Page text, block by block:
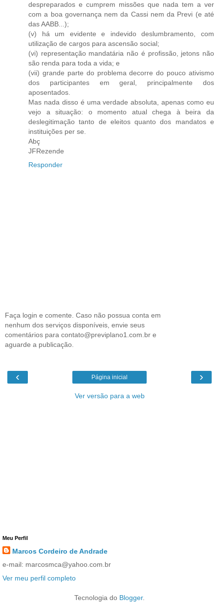
despreparados e cumprem missões que nada tem a ver
com a boa governança nem da Cassi nem da Previ (e até
das AABB...);
(v) há um evidente e indevido deslumbramento, com
utilização de cargos para ascensão social;
(vi) representação mandatária não é profissão, jetons não
são renda para toda a vida; e
(vii) grande parte do problema decorre do pouco ativismo
dos participantes em geral, principalmente dos
aposentados.
Mas nada disso é uma verdade absoluta, apenas como eu
vejo a situação: o momento atual chega à beira da
deslegitimação tanto de eleitos quanto dos mandatos e
instituições per se.
Abç
JFRezende
Responder
Faça login e comente. Caso não possua conta em
nenhum dos serviços disponíveis, envie seus
comentários para contato@previplano1.com.br e
aguarde a publicação.
‹ ›
Página inicial
Ver versão para a web
Meu Perfil
Marcos Cordeiro de Andrade
e-mail: marcosmca@yahoo.com.br
Ver meu perfil completo
Tecnologia do Blogger.